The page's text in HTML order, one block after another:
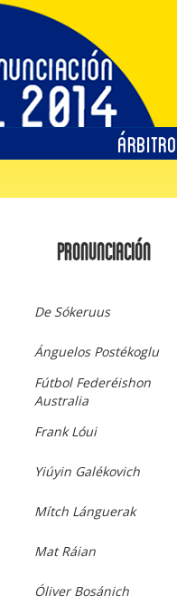
PRONUNCIACIÓN
De Sókeruus
Ánguelos Postékoglu
Fútbol Federéishon
Australia
Frank Lóui
Yiúyin Galékovich
Mítch Lánguerak
Mat Ráian
Óliver Bosánich